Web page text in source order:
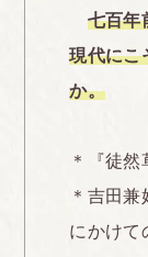
七百年
現代にこ
か。
＊『徒然
＊吉田
にかけて